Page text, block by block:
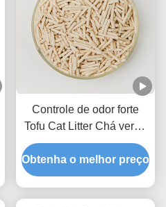
Controle de odor forte
Tofu Cat Litter Chá verde
perfumado areia natural
Pet Litter
Obtenha o melhor preço